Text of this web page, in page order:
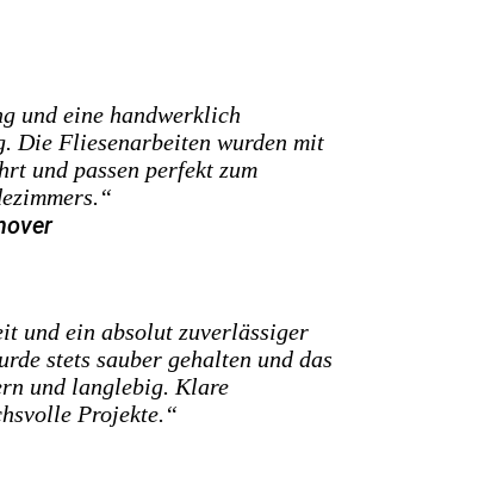
und eine handwerklich
Die Fliesenarbeiten wurden mit
und passen perfekt zum
und ein absolut zuverlässiger
stets sauber gehalten und das
und langlebig. Klare
Projekte.“